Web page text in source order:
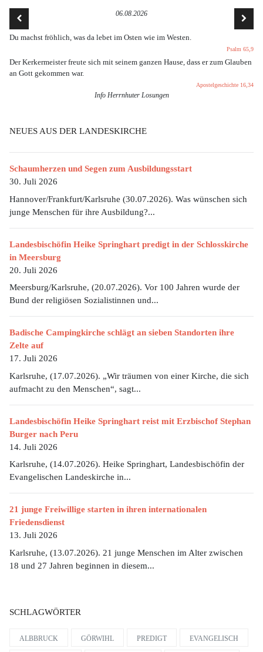
06.08.2026
Du machst fröhlich, was da lebet im Osten wie im Westen.
Psalm 65,9
Der Kerkermeister freute sich mit seinem ganzen Hause, dass er zum Glauben
an Gott gekommen war.
Apostelgeschichte 16,34
Info Herrnhuter Losungen
NEUES AUS DER LANDESKIRCHE
Schaumherzen und Segen zum Ausbildungsstart
30. Juli 2026
Hannover/Frankfurt/Karlsruhe (30.07.2026). Was wünschen sich
junge Menschen für ihre Ausbildung?...
Landesbischöfin Heike Springhart predigt in der Schlosskirche
in Meersburg
20. Juli 2026
Meersburg/Karlsruhe, (20.07.2026). Vor 100 Jahren wurde der
Bund der religiösen Sozialistinnen und...
Badische Campingkirche schlägt an sieben Standorten ihre
Zelte auf
17. Juli 2026
Karlsruhe, (17.07.2026). „Wir träumen von einer Kirche, die sich
aufmacht zu den Menschen“, sagt...
Landesbischöfin Heike Springhart reist mit Erzbischof Stephan
Burger nach Peru
14. Juli 2026
Karlsruhe, (14.07.2026). Heike Springhart, Landesbischöfin der
Evangelischen Landeskirche in...
21 junge Freiwillige starten in ihren internationalen
Friedensdienst
13. Juli 2026
Karlsruhe, (13.07.2026). 21 junge Menschen im Alter zwischen
18 und 27 Jahren beginnen in diesem...
SCHLAGWÖRTER
ALBBRUCK GÖRWIHL PREDIGT EVANGELISCH